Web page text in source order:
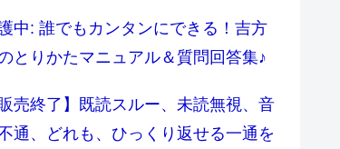
中: 誰でもカンタンにできる！吉方
とりかたマニュアル＆質問回答集♪
販売終了】既読スルー、未読無視、音
通、どれも、ひっくり返せる一通を